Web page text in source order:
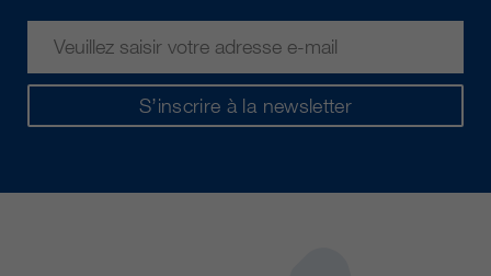
S’inscrire à la newsletter